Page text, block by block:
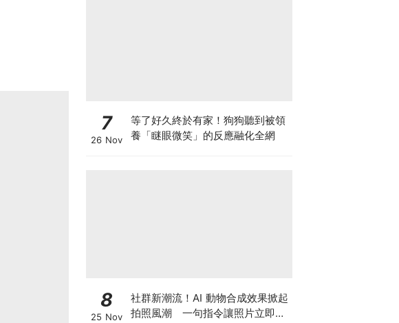
7
26 Nov
等了好久終於有家！狗狗聽到被領
養「瞇眼微笑」的反應融化全網
8
25 Nov
社群新潮流！AI 動物合成效果掀起
拍照風潮 一句指令讓照片立即升